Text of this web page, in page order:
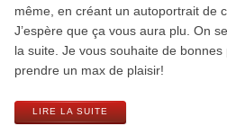
même, en créant un autoportrait de
J’espère que ça vous aura plu. On
la suite. Je vous souhaite de bonnes
prendre un max de plaisir!
LIRE LA SUITE